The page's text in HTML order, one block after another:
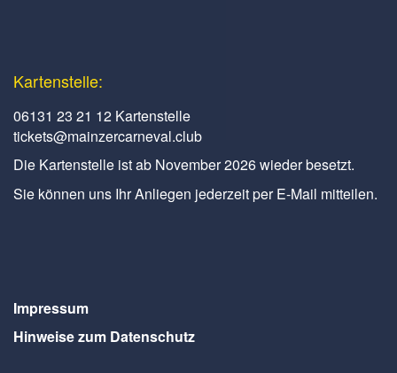
Kartenstelle:
06131 23 21 12 Kartenstelle
tickets@mainzercarneval.club
Die Kartenstelle ist ab November 2026 wieder besetzt.
Sie können uns Ihr Anliegen jederzeit per E-Mail mitteilen.
Impressum
Hinweise zum Datenschutz